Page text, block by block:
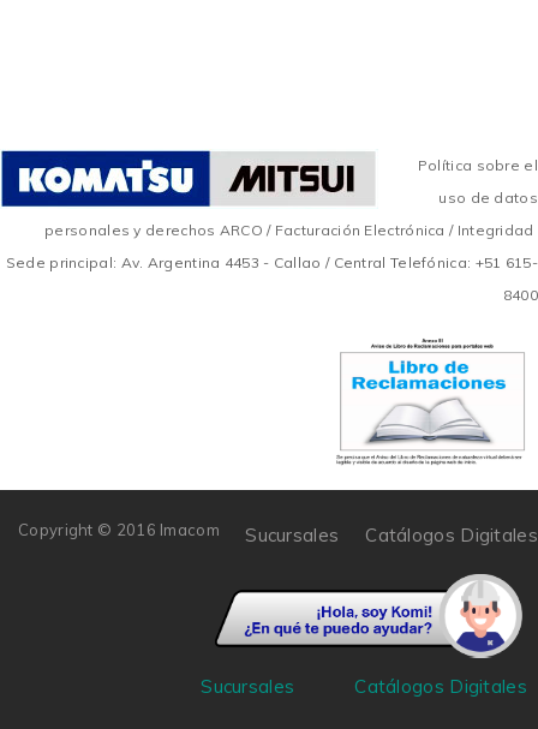
Política sobre el
uso de datos
personales y derechos ARCO/ Facturación Electrónica / Integridad
Sede principal: Av. Argentina 4453 - Callao / Central Telefónica: +51 615-
8400
Copyright © 2016 Imacom Sucursales Catálogos Digitales
Sucursales Catálogos Digitales